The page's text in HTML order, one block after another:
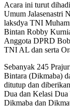
Acara ini turut
Umum Jalasenastri
laksdya TNI
Bintan Robby
Anggota DPRD
TNI AL dan serta
Sebanyak 245
Bintara (Dikmaba)
ditutup dan
Dua dan Kelasi
Dikmaba dan